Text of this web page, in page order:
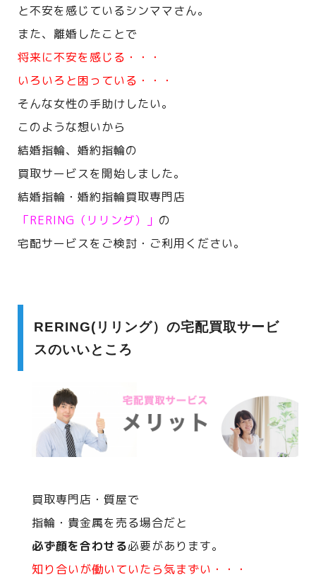
と不安を感じているシンママさん。
また、離婚したことで
将来に不安を感じる・・・
いろいろと困っている・・・
そんな女性の手助けしたい。
このような想いから
結婚指輪、婚約指輪の
買取サービスを開始しました。
結婚指輪・婚約指輪買取専門店
「RERING（リリング）」 の
宅配サービスをご検討・ご利用ください。
RERING(リリング）の宅配買取サービ
スのいいところ
買取専門店・質屋で
指輪・貴金属を売る場合だと
必ず顔を合わせる必要があります。
知り合いが働いていたら気まずい・・・